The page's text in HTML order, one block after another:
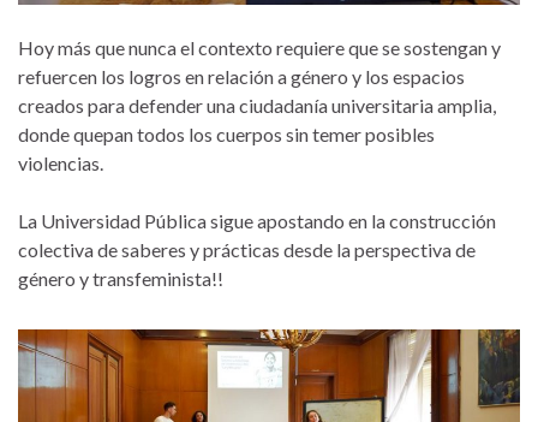
Hoy más que nunca el contexto requiere que se sostengan y
refuercen los logros en relación a género y los espacios
creados para defender una ciudadanía universitaria amplia,
donde quepan todos los cuerpos sin temer posibles
violencias.
La Universidad Pública sigue apostando en la construcción
colectiva de saberes y prácticas desde la perspectiva de
género y transfeminista!!